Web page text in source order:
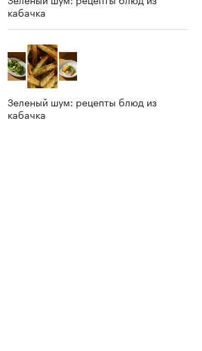
кабачка
Зеленый шум: рецепты блюд из
кабачка